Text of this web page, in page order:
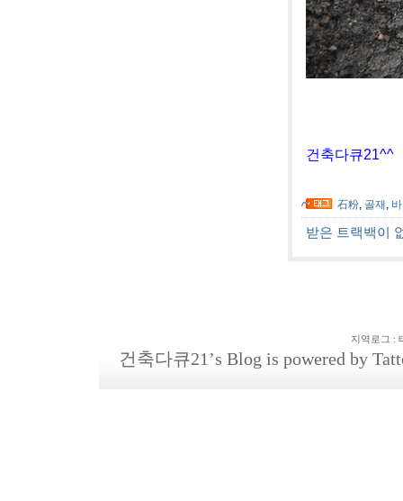
건축다큐21^^
石粉, 골재 ,
받은 트랙백이
지역로그 :
건축다큐21 ’s Blog is powered by